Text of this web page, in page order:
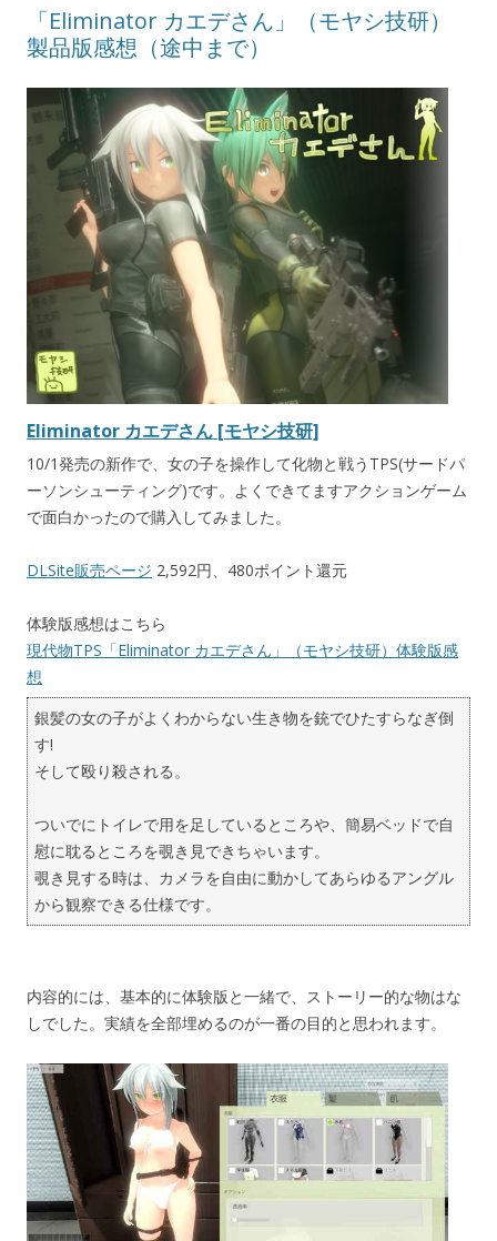
「Eliminator カエデさん」（モヤシ技研）
製品版感想（途中まで）
Eliminator カエデさん [モヤシ技研]
10/1発売の新作で、女の子を操作して化物と戦うTPS(サードパ
ーソンシューティング)です。よくできてますアクションゲーム
で面白かったので購入してみました。
DLSite販売ページ 2,592円、480ポイント還元
体験版感想はこちら
現代物TPS「Eliminator カエデさん」（モヤシ技研）体験版感
想
銀髪の女の子がよくわからない生き物を銃でひたすらなぎ倒
す!
そして殴り殺される。
ついでにトイレで用を足しているところや、簡易ベッドで自
慰に耽るところを覗き見できちゃいます。
覗き見する時は、カメラを自由に動かしてあらゆるアングル
から観察できる仕様です。
内容的には、基本的に体験版と一緒で、ストーリー的な物はな
しでした。実績を全部埋めるのが一番の目的と思われます。